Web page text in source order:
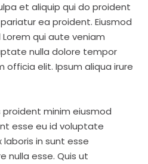
et aliquip qui do proident
ea proident. Eiusmod
qui aute veniam
nulla dolore tempor
officia elit. Ipsum aliqua irure
proident minim eiusmod
esse eu id voluptate
in sunt esse
nulla esse. Quis ut